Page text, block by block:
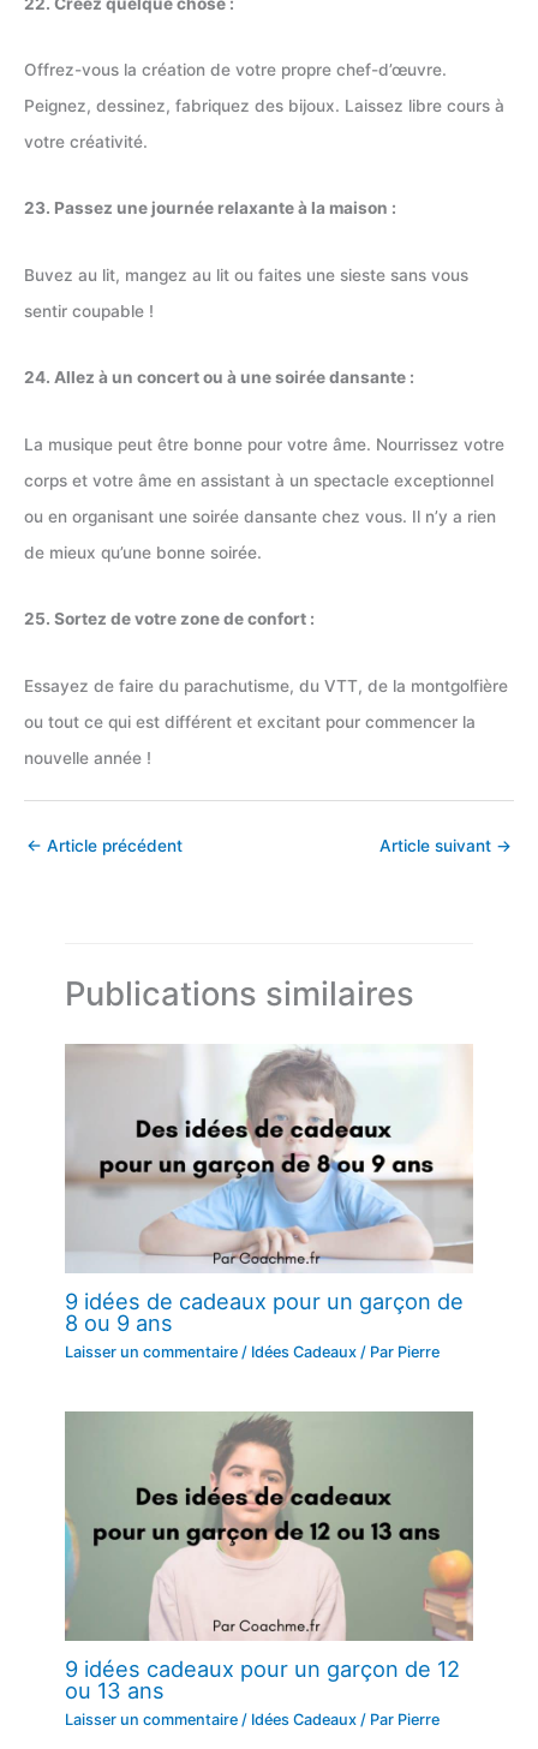
Offrez-vous la création de votre propre chef-d’œuvre.
Peignez, dessinez, fabriquez des bijoux. Laissez libre cours à
votre créativité.
23. Passez une journée relaxante à la maison :
Buvez au lit, mangez au lit ou faites une sieste sans vous
sentir coupable !
24. Allez à un concert ou à une soirée dansante :
La musique peut être bonne pour votre âme. Nourrissez votre
corps et votre âme en assistant à un spectacle exceptionnel
ou en organisant une soirée dansante chez vous. Il n’y a rien
de mieux qu’une bonne soirée.
25. Sortez de votre zone de confort :
Essayez de faire du parachutisme, du VTT, de la montgolfière
ou tout ce qui est différent et excitant pour commencer la
nouvelle année !
← Article précédent Article suivant →
Publications similaires
9 idées de cadeaux pour un garçon de
8 ou 9 ans
Laisser un commentaire / Idées Cadeaux / Par Pierre
9 idées cadeaux pour un garçon de 12
ou 13 ans
Laisser un commentaire / Idées Cadeaux / Par Pierre